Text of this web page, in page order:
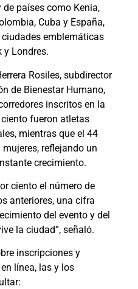
países como Kenia,
Cuba y España,
emblemáticas
y Londres.
Rosiles, subdirector
de Bienestar Humano,
inscritos en la
fueron atletas
mientras que el 44
reflejando un
crecimiento.
ciento el número de
anteriores, una cifra
del evento y del
la ciudad”, señaló.
inscripciones y
línea, las y los